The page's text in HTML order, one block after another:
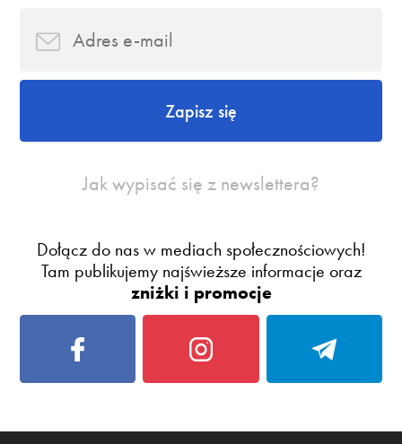
Zapisz się
Jak wypisać się z newslettera?
Dołącz do nas w mediach społecznościowych!
Tam publikujemy najświeższe informacje oraz
zniżki i promocje